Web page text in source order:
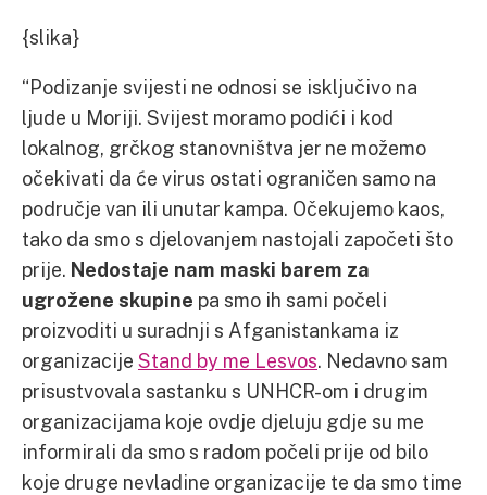
{slika}
“Podizanje svijesti ne odnosi se isključivo na
ljude u Moriji. Svijest moramo podići i kod
lokalnog, grčkog stanovništva jer ne možemo
očekivati da će virus ostati ograničen samo na
područje van ili unutar kampa. Očekujemo kaos,
tako da smo s djelovanjem nastojali započeti što
prije. Nedostaje nam maski barem za
ugrožene skupine pa smo ih sami počeli
proizvoditi u suradnji s Afganistankama iz
organizacije Stand by me Lesvos. Nedavno sam
prisustvovala sastanku s UNHCR-om i drugim
organizacijama koje ovdje djeluju gdje su me
informirali da smo s radom počeli prije od bilo
koje druge nevladine organizacije te da smo time